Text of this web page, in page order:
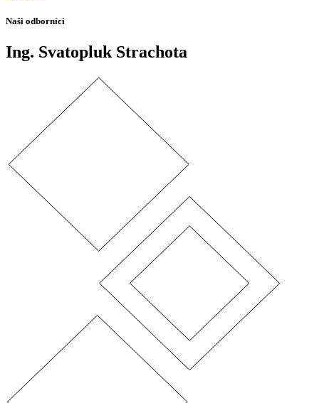
Naši odborníci
Ing. Svatopluk Strachota